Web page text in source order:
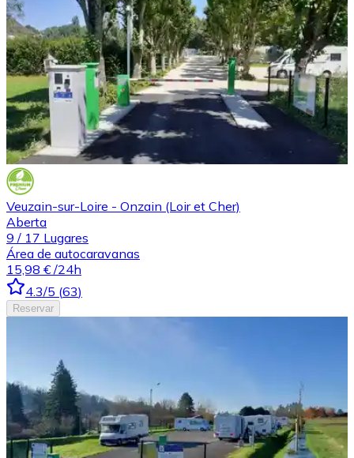
Veuzain-sur-Loire - Onzain (Loir et Cher)
Aberta
9 / 17 Lugares
Área de autocaravanas
15,98 € /24h
4.3/5 (63)
Reservar